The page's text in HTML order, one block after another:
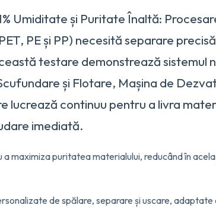
Umiditate și Puritate Înaltă:
PE și PP) necesită separare
testare demonstrează sistemul
și Flotare, Mașina de
lucrează continuu pentru a livra
imediată.
maximiza puritatea materialului, reducând în
de spălare, separare și uscare,